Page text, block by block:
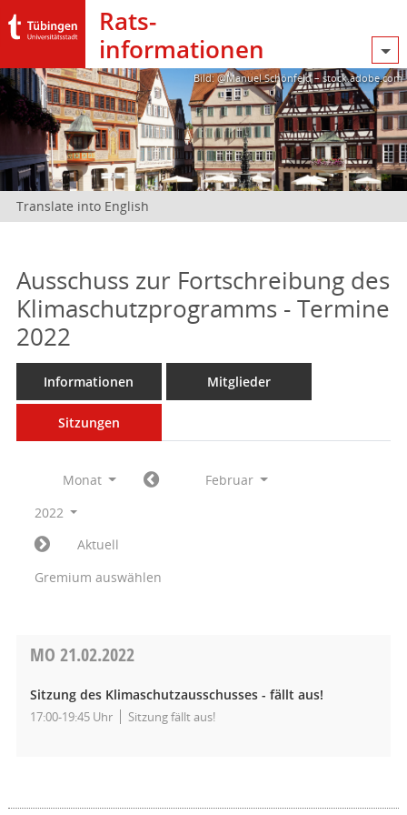
Rats­
informationen
Bild: @Manuel Schönfeld – stock.adobe.com
Translate into English
Ausschuss zur Fortschreibung des
Klimaschutzprogramms - Termine
2022
Informationen Mitglieder
Sitzungen
Monat
Februar
2022
Aktuell
Gremium auswählen
MO 21.02.2022
Sitzung des Klimaschutzausschusses - fällt aus!
17:00-19:45 Uhr Sitzung fällt aus!